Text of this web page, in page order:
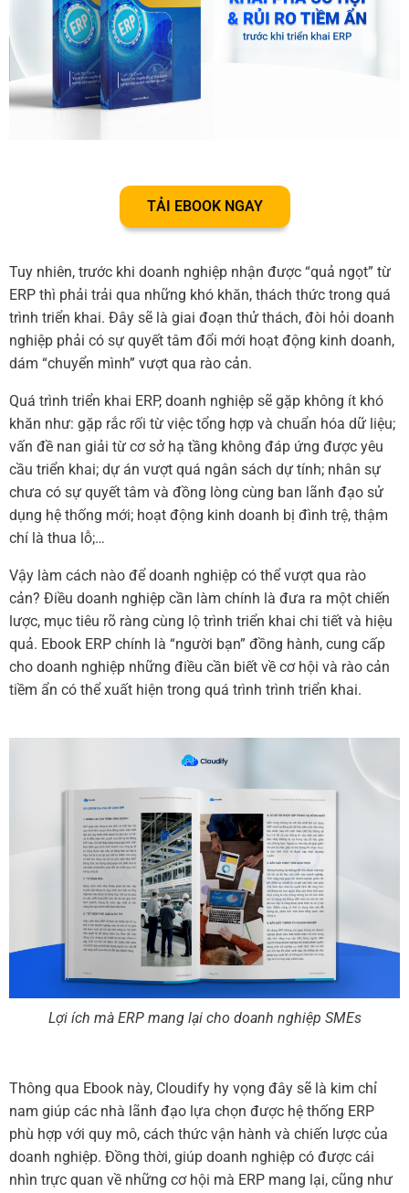
TẢI EBOOK NGAY
Tuy nhiên, trước khi doanh nghiệp nhận được “quả ngọt” từ
ERP thì phải trải qua những khó khăn, thách thức trong quá
trình triển khai. Đây sẽ là giai đoạn thử thách, đòi hỏi doanh
nghiệp phải có sự quyết tâm đổi mới hoạt động kinh doanh,
dám “chuyển mình” vượt qua rào cản.
Quá trình triển khai ERP, doanh nghiệp sẽ gặp không ít khó
khăn như: gặp rắc rối từ việc tổng hợp và chuẩn hóa dữ liệu;
vấn đề nan giải từ cơ sở hạ tầng không đáp ứng được yêu
cầu triển khai; dự án vượt quá ngân sách dự tính; nhân sự
chưa có sự quyết tâm và đồng lòng cùng ban lãnh đạo sử
dụng hệ thống mới; hoạt động kinh doanh bị đình trệ, thậm
chí là thua lỗ;…
Vậy làm cách nào để doanh nghiệp có thể vượt qua rào
cản? Điều doanh nghiệp cần làm chính là đưa ra một chiến
lược, mục tiêu rõ ràng cùng lộ trình triển khai chi tiết và hiệu
quả. Ebook ERP chính là “người bạn” đồng hành, cung cấp
cho doanh nghiệp những điều cần biết về cơ hội và rào cản
tiềm ẩn có thể xuất hiện trong quá trình trình triển khai.
Lợi ích mà ERP mang lại cho doanh nghiệp SMEs
Thông qua Ebook này, Cloudify hy vọng đây sẽ là kim chỉ
nam giúp các nhà lãnh đạo lựa chọn được hệ thống ERP
phù hợp với quy mô, cách thức vận hành và chiến lược của
doanh nghiệp. Đồng thời, giúp doanh nghiệp có được cái
nhìn trực quan về những cơ hội mà ERP mang lại, cũng như